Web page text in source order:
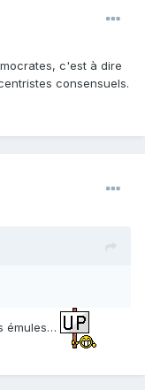
c'est à dire
consensuels.
émules…